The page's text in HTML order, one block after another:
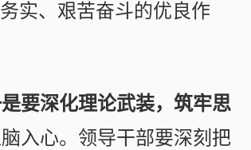
实、艰苦奋斗的优良作
要深化理论武装，筑牢思
入心。领导干部要深刻把